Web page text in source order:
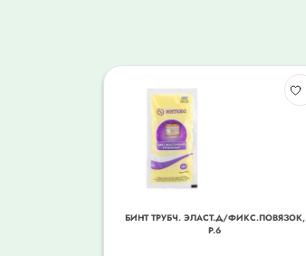
БИНТ ТРУБЧ. ЭЛАСТ.Д/ФИКС.ПОВЯЗОК,
Р.6